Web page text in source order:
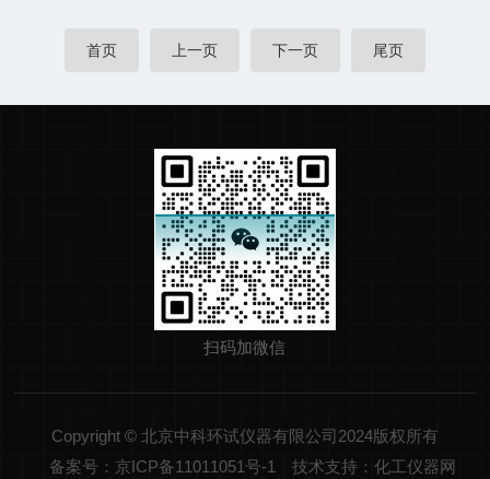
首页 上一页 下一页 尾页
扫码加微信
Copyright © 北京中科环试仪器有限公司2024版权所有
备案号：京ICP备11011051号-1
技术支持：化工仪器网